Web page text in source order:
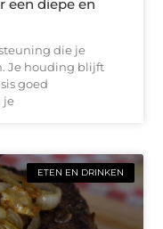
een diepe en
die je
Je houding blijft
goed
je
ETEN EN DRINKEN